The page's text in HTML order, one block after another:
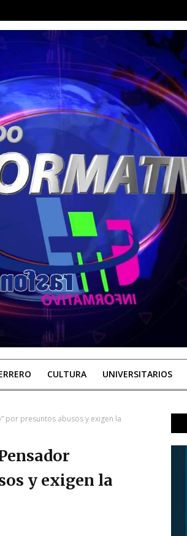
CULTURA UNIVERSITARIOS
por presuntos abusos y exigen la
y exigen la